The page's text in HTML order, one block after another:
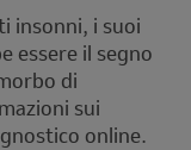
insonni, i suoi
essere il segno
di
sui
online.